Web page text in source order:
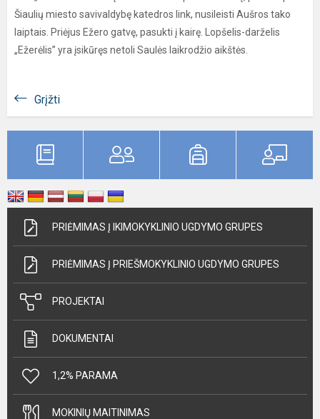
Šiaulių miesto savivaldybę katedros link, nusileisti Aušros tako
laiptais. Priėjus Ežero gatvę, pasukti į kairę. Lopšelis-darželis
„Ežerėlis” yra įsikūręs netoli Saulės laikrodžio aikštės.
Grįžti
PRIĖMIMAS Į IKIMOKYKLINIO UGDYMO GRUPES
PRIĖMIMAS Į PRIEŠMOKYKLINIO UGDYMO GRUPES
PROJEKTAI
DOKUMENTAI
1,2% PARAMA
MOKINIŲ MAITINIMAS